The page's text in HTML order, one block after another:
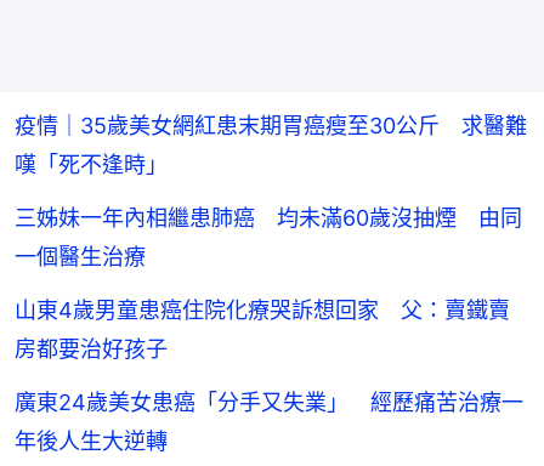
疫情｜35歲美女網紅患末期胃癌瘦至30公斤 求醫難
嘆「死不逢時」
三姊妹一年內相繼患肺癌 均未滿60歲沒抽煙 由同
一個醫生治療
山東4歲男童患癌住院化療哭訴想回家 父：賣鐵賣
房都要治好孩子
廣東24歲美女患癌「分手又失業」 經歷痛苦治療一
年後人生大逆轉